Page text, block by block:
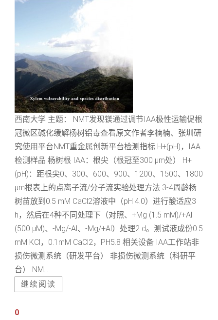
西南大学 主题： NMT发现镁通过调节IAA极性运输促根
冠微区碱化缓解杨树铝毒查看原文作者李楠楠、张圳研
究使用平台NMT重金属创新平台检测指标 H+(pH)，IAA
检测样品 杨树根 IAA：根尖（根冠至300 μm处） H+
(pH)：距根尖0、300、600、900、1200、1500、1800
μm根表上的点离子流/分子流实验处理方法 3-4周龄杨
树苗放到0.5 mM CaCl2溶液中（pH 4.0）进行酸适应3
h，然后在4种不同处理下（对照、+Mg (1.5 mM)/+Al
(500 μM)、-Mg/-Al、-Mg/+Al）处理2 d。测试液成份0.5
mM KCl，0.1mM CaCl2，PH5.8 相关设备 IAA工作站非
损伤微测系统（研发平台） 非损伤微测系统（科研平
台） NM...
继续阅读
0